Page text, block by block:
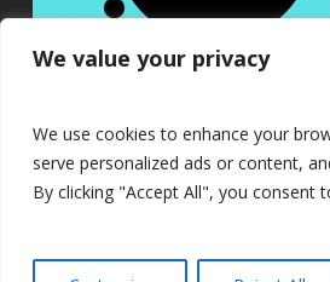
We value your privacy
We use cookies to enhance your
serve personalized ads or content,
By clicking "Accept All", you consent